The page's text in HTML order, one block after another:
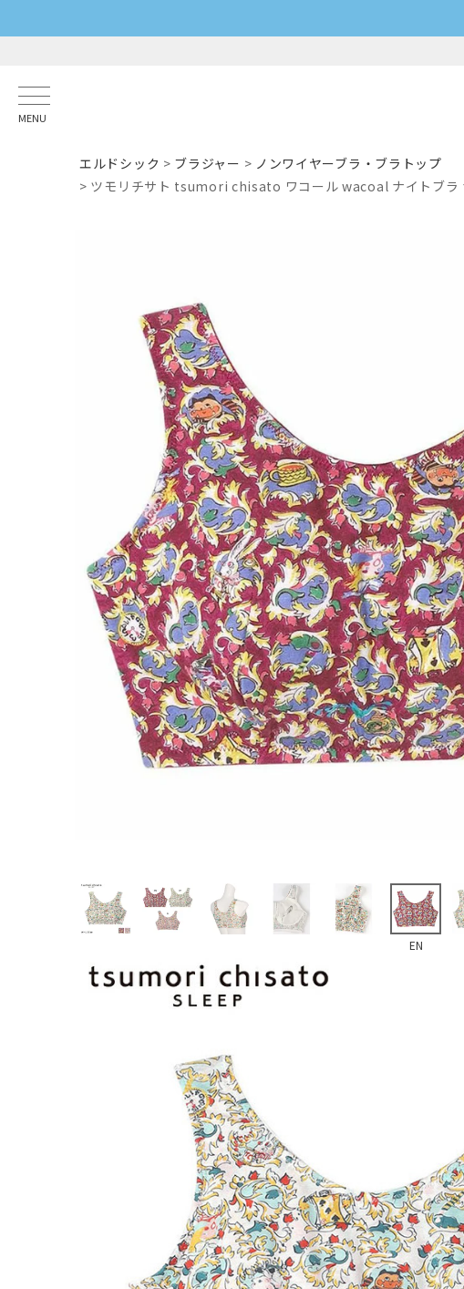
MENU
エルドシック ブラジャー
ノンワイヤーブラ・ブラトップ
ツモリチサト tsumori chisato ワコール wacoal ナイトブラ
EN